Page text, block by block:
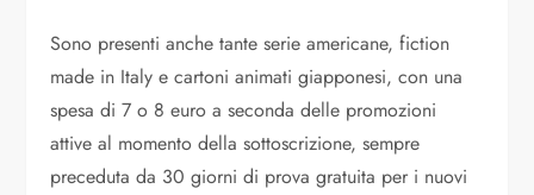
Sono presenti anche tante serie americane, fiction
made in Italy e cartoni animati giapponesi, con una
spesa di 7 o 8 euro a seconda delle promozioni
attive al momento della sottoscrizione, sempre
preceduta da 30 giorni di prova gratuita per i nuovi